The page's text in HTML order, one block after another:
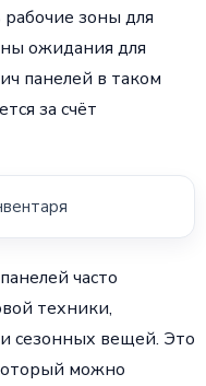
зоны для
ожидания для
панелей в таком
за счёт
часто
техники,
сезонных вещей. Это
можно